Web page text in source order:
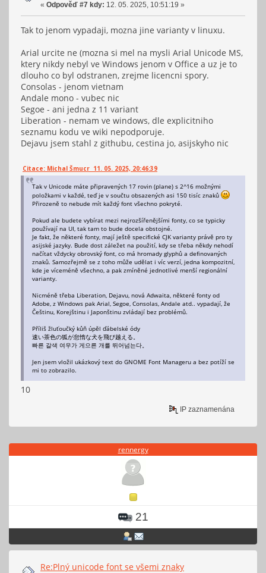
« Odpověď #7 kdy: 12. 05. 2025, 10:51:19 »
Tak to jenom vypadaji, mozna jine varianty v linuxu.
Arial urcite ne (mozna si mel na mysli Arial Unicode MS,
ktery nikdy nebyl ve Windows jenom v Office a uz je to
dlouho co byl odstranen, zrejme licencni spory.
Consolas - jenom vietnam
Andale mono - vubec nic
Segoe - ani jedna z 11 variant
Liberation - nemam ve windows, dle explicitniho
seznamu kodu ve wiki nepodporuje.
Dejavu jsem stahl z githubu, cestina jo, asijskyho nic
Citace: Michal Šmucr 11. 05. 2025, 20:46:39
Tak v Unicode máte připravených 17 rovin (plane) s 2^16 možnými
položkami v každé, teď je v součtu obsazených asi 150 tisíc znaků
Přirozeně to nebude mít každý font všechno pokryté.
Pokud ale budete vybírat mezi nejrozšířenějšími fonty, co se typicky
používají na UI, tak tam to bude docela obstojné.
Je fakt, že některé fonty, mají ještě specifické CJK varianty právě pro ty
asijské jazyky. Bude dost záležet na použití, kdy se třeba někdy nehodí
načítat vždycky obrovský font, co má hromady glyphů a definovaných
znaků. Samozřejmě se z toho může udělat i víc verzí, jedna kompozitní,
kde je víceméně všechno, a pak zmíněné jednotlivé menší regionální
varianty.
Nicméně třeba Liberation, Dejavu, nová Adwaita, některé fonty od
Adobe, z Windows pak Arial, Segoe, Consolas, Andale atd.. vypadají, že
Češtinu, Korejštinu i Japonštinu zvládají bez problémů.
Příliš žluťoučký kůň úpěl ďábelské ódy
速い茶色の狐が怠惰な犬を飛び越える。
빠른 갈색 여우가 게으른 개를 뛰어넘는다。
Jen jsem vložil ukázkový text do GNOME Font Manageru a bez potíží se
mi to zobrazilo.
10
IP zaznamenána
rennergy
21
Re:Plný unicode font se všemi znaky